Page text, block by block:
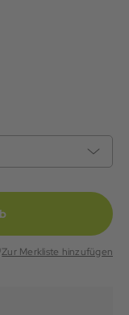
Zur Merkliste hinzufügen